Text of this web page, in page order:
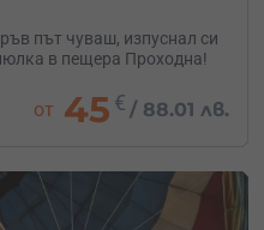
път чуваш, изпуснал си
в пещера Проходна!
от 45 € /88.01 лв.